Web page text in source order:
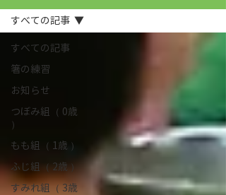
すべての記事
箸の練習
お知らせ
つぼみ組（ 0歳
）
もも組（ 1歳 ）
ふじ組（ 2歳 ）
すみれ組（ 3歳
すべての記事